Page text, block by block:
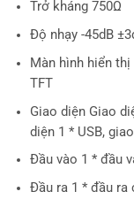
Trở kháng 750Ω
Độ nhạy -45dB
Màn hình hiển
TFT
Giao diện Giao
diện 1 * USB,
Đầu vào 1 * đầu
Đầu ra 1 * đầu ra